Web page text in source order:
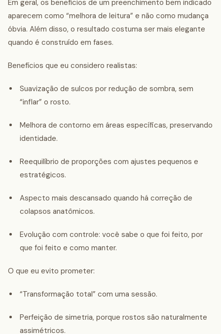
Em geral, os benefícios de um preenchimento bem indicado
aparecem como “melhora de leitura” e não como mudança
óbvia. Além disso, o resultado costuma ser mais elegante
quando é construído em fases.
Benefícios que eu considero realistas:
Suavização de sulcos por redução de sombra, sem
“inflar” o rosto.
Melhora de contorno em áreas específicas, preservando
identidade.
Reequilíbrio de proporções com ajustes pequenos e
estratégicos.
Aspecto mais descansado quando há correção de
colapsos anatômicos.
Evolução com controle: você sabe o que foi feito, por
que foi feito e como manter.
O que eu evito prometer:
“Transformação total” com uma sessão.
Perfeição de simetria, porque rostos são naturalmente
assimétricos.